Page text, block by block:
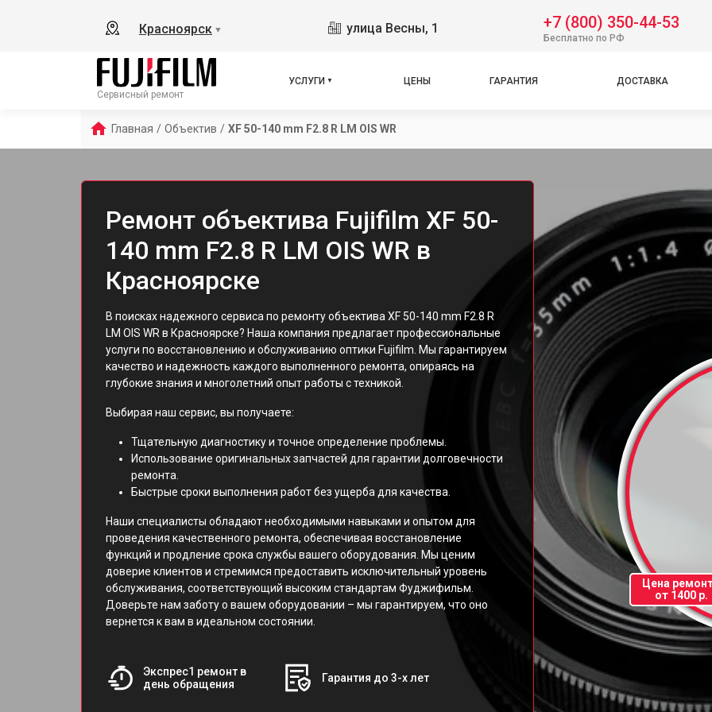
Красноярск ▼ улица Весны, 1 +7 (800) 350-44-53
Бесплатно по РФ
Сервисный ремонт
УСЛУГИ ЦЕНЫ ГАРАНТИЯ ДОСТАВКА
Главная / Объектив / XF 50-140 mm F2.8 R LM OIS WR
Ремонт объектива Fujifilm XF 50-
140 mm F2.8 R LM OIS WR в
Красноярске
В поисках надежного сервиса по ремонту объектива XF 50-140 mm F2.8 R
LM OIS WR в Красноярске? Наша компания предлагает профессиональные
услуги по восстановлению и обслуживанию оптики Fujifilm. Мы гарантируем
качество и надежность каждого выполненного ремонта, опираясь на
глубокие знания и многолетний опыт работы с техникой.
Выбирая наш сервис, вы получаете:
Тщательную диагностику и точное определение проблемы.
Использование оригинальных запчастей для гарантии долговечности
ремонта.
Быстрые сроки выполнения работ без ущерба для качества.
Наши специалисты обладают необходимыми навыками и опытом для
проведения качественного ремонта, обеспечивая восстановление
функций и продление срока службы вашего оборудования. Мы ценим
доверие клиентов и стремимся предоставить исключительный уровень
обслуживания, соответствующий высоким стандартам Фуджифильм.
Доверьте нам заботу о вашем оборудовании – мы гарантируем, что оно
вернется к вам в идеальном состоянии.
Экспрес1 ремонт в
день обращения
Гарантия до 3-х лет
Цена
от 1400 р.